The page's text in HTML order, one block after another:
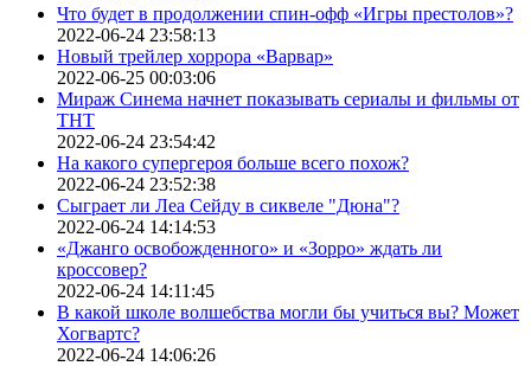
Что будет в продолжении спин-офф «Игры престолов»?
2022-06-24 23:58:13
Новый трейлер хоррора «Варвар»
2022-06-25 00:03:06
Мираж Синема начнет показывать сериалы и фильмы от
ТНТ
2022-06-24 23:54:42
На какого супергероя больше всего похож?
2022-06-24 23:52:38
Сыграет ли Леа Сейду в сиквеле "Дюна"?
2022-06-24 14:14:53
«Джанго освобожденного» и «Зорро» ждать ли
кроссовер?
2022-06-24 14:11:45
В какой школе волшебства могли бы учиться вы? Может
Хогвартс?
2022-06-24 14:06:26